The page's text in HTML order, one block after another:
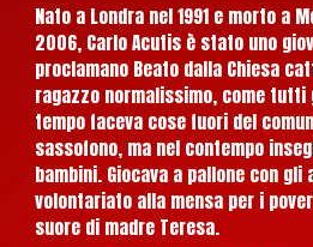
Nato a Londra nel 1991 e morto a
2006, Carlo Acutis è stato uno
proclamano Beato dalla Chiesa
ragazzo normalissimo, come
tempo faceva cose fuori del
sassofono, ma nel contempo
bambini. Giocava a pallone con
volontariato alla mensa per i
suore di madre Teresa.